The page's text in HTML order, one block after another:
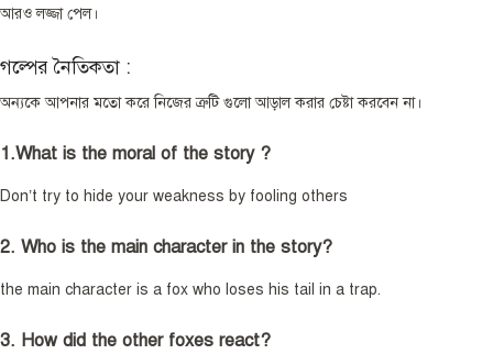
আরও লজ্জা পেল।
গল্পের নৈতিকতা :
অন্যকে আপনার মতো করে নিজের ত্রুটি গুলো আড়াল করার চেষ্টা করবেন না।
1.What is the moral of the story ?
Don’t try to hide your weakness by fooling others
2. Who is the main character in the story?
the main character is a fox who loses his tail in a trap.
3. How did the other foxes react?